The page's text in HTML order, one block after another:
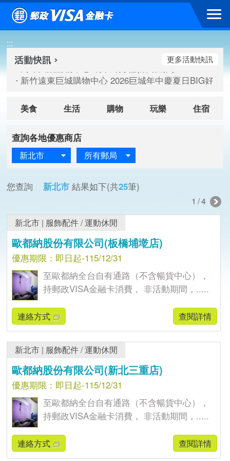
跳到主要內容區塊
:::
高雄大樂購物中心 刷卡郵好禮(活動期間：115/08/07-
臺北三創生活 有點東西第2波 刷卡郵好禮(活動期間：
高雄大樂購物中心 刷卡郵好禮(活動期間：115/08/07-
新竹遠東巨城購物中心 2026巨城年中慶夏日BIG好刷(
更多活動快訊
美食 生活 購物 玩樂 住宿
查詢各地優惠商店
新北市 所有郵局
您查詢 新北市 結果如下(共25筆)
1/4
新北市 | 服飾配件/運動休閒
歐都納股份有限公司(板橋埔墘店)
優惠期限：即日起-115/12/31
至歐都納全台自有通路（不含暢貨中心），
持郵政VISA金融卡消費， 非活動期間，.....
連絡方式 查閱詳情
新北市 | 服飾配件/運動休閒
歐都納股份有限公司(新北三重店)
優惠期限：即日起-115/12/31
至歐都納全台自有通路（不含暢貨中心），
持郵政VISA金融卡消費， 非活動期間，.....
連絡方式 查閱詳情